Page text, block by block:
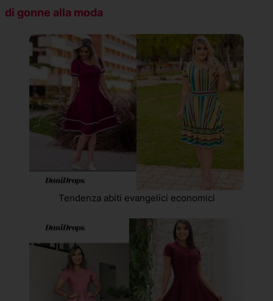
di gonne alla moda
Tendenza abiti evangelici economici